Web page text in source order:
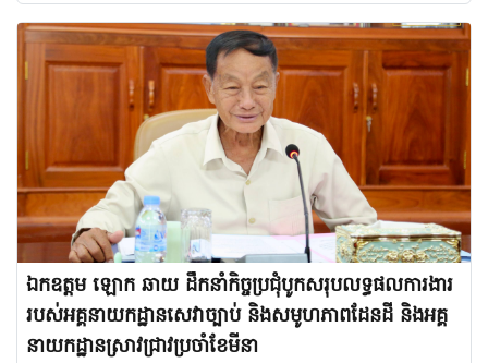
ឯកឧត្តម ឡោក ឆាយ ដឹកនាំកិច្ចប្រជុំបូកសរុបលទ្ធផលការងារ
របស់អគ្គនាយកដ្ឋានសេវាច្បាប់ និងសមូហភាពដែនដី និងអគ្គ
នាយកដ្ឋានស្រាវជ្រាវប្រចាំខែមីនា